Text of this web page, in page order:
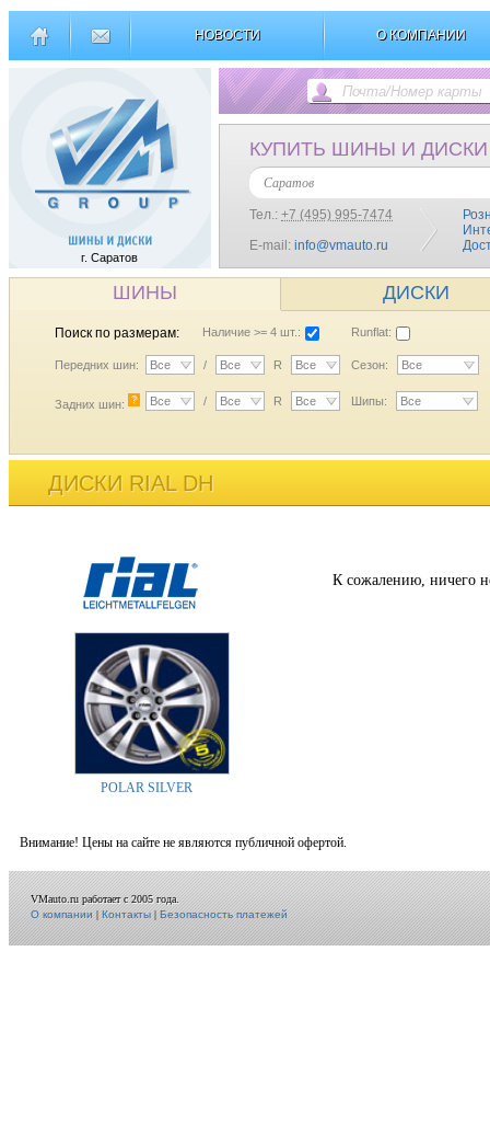
НОВОСТИ О КОМПАНИИ
г. Саратов
КУПИТЬ ШИНЫ И ДИСКИ
Саратов
Тел.: +7 (495) 995-7474
E-mail: info@vmauto.ru
ШИНЫ ДИСКИ
Поиск по размерам: Наличие >= 4 шт.: Runflat:
Передних шин: Все / Все R Все Сезон: Все
Задних шин: ? Все / Все R Все Шипы: Все
ДИСКИ RIAL DH
POLAR SILVER
К сожалению, ничего
Внимание! Цены на сайте не являются публичной офертой.
VMauto.ru работает с 2005 года.
О компании|Контакты|Безопасность платежей